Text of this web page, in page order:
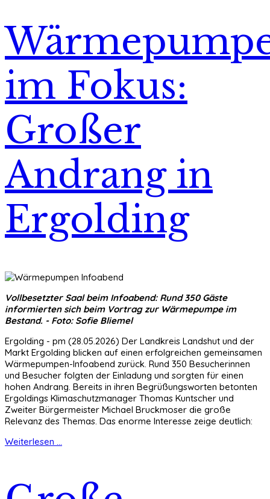
im Fokus:
Großer
Andrang in
Ergolding
Vollbesetzter Saal beim Infoabend: Rund 350 Gäste
informierten sich beim Vortrag zur Wärmepumpe im
Bestand. - Foto: Sofie Bliemel
Ergolding - pm (28.05.2026) Der Landkreis Landshut und der
Markt Ergolding blicken auf einen erfolgreichen gemeinsamen
Wärmepumpen-Infoabend zurück. Rund 350 Besucherinnen
und Besucher folgten der Einladung und sorgten für einen
hohen Andrang. Bereits in ihren Begrüßungsworten betonten
Ergoldings Klimaschutzmanager Thomas Kuntscher und
Zweiter Bürgermeister Michael Bruckmoser die große
Relevanz des Themas. Das enorme Interesse zeige deutlich:
Weiterlesen ...